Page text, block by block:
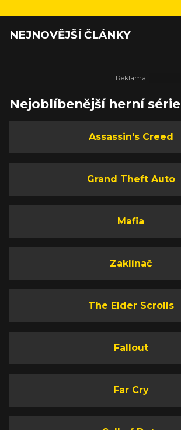
NEJNOVĚJŠÍ ČLÁNKY
Nejoblíbenější herní série
Assassin's Creed
Grand Theft Auto
Mafia
Zaklínač
The Elder Scrolls
Fallout
Far Cry